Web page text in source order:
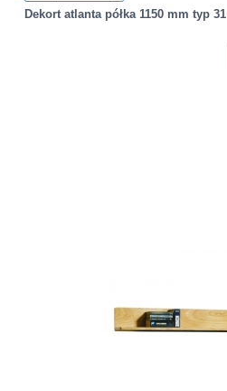
Dekort atlanta półka 1150 mm typ 31